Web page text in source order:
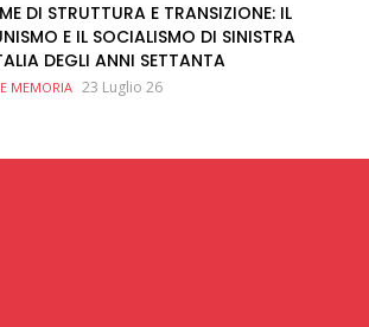
DI STRUTTURA E TRANSIZIONE: IL
E IL SOCIALISMO DI SINISTRA
DEGLI ANNI SETTANTA
MEMORIA 23 Luglio 26